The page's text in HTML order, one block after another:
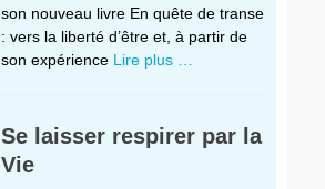
son nouveau livre En quête de transe
: vers la liberté d’être et, à partir de
son expérience Lire plus …
Se laisser respirer par la
Vie